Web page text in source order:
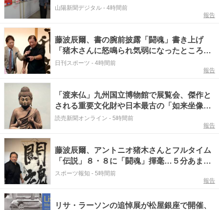
山陽新聞デジタル - 4時間前
報告
藤波辰爾、書の腕前披露「闘魂」書き上げ
「猪木さんに怒鳴られ気弱になったところが
『鬼』に…」
日刊スポーツ - 4時間前
報告
「渡来仏」九州国立博物館で展覧会、傑作と
される重要文化財や日本最古の「如来坐像」
など公開
読売新聞オンライン - 5時間前
報告
藤波辰爾、アントニオ猪木さんとフルタイム
「伝説」８・８に「闘魂」揮毫…５分あまり
をかけた入魂「書」に「精いっぱい書いたん
で８０点、９０点」…「人間・藤波辰爾展」
スポーツ報知 - 5時間前
報告
リサ・ラーソンの追悼展が松屋銀座で開催、